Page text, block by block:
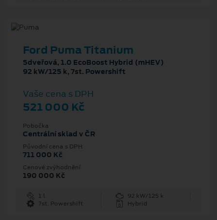
Ford Puma Titanium
5dveřová, 1.0 EcoBoost Hybrid (mHEV)
92 kW/125 k, 7st. Powershift
Vaše cena s DPH
521 000 Kč
Pobočka
Centrální sklad v ČR
Původní cena s DPH
711 000 Kč
Cenové zvýhodnění
190 000 Kč
1 l
92 kW/125 k
7st. Powershift
Hybrid